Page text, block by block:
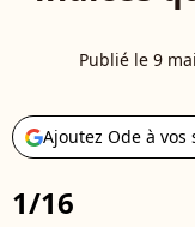
Publié le 9
Ajoutez Ode à
1/16